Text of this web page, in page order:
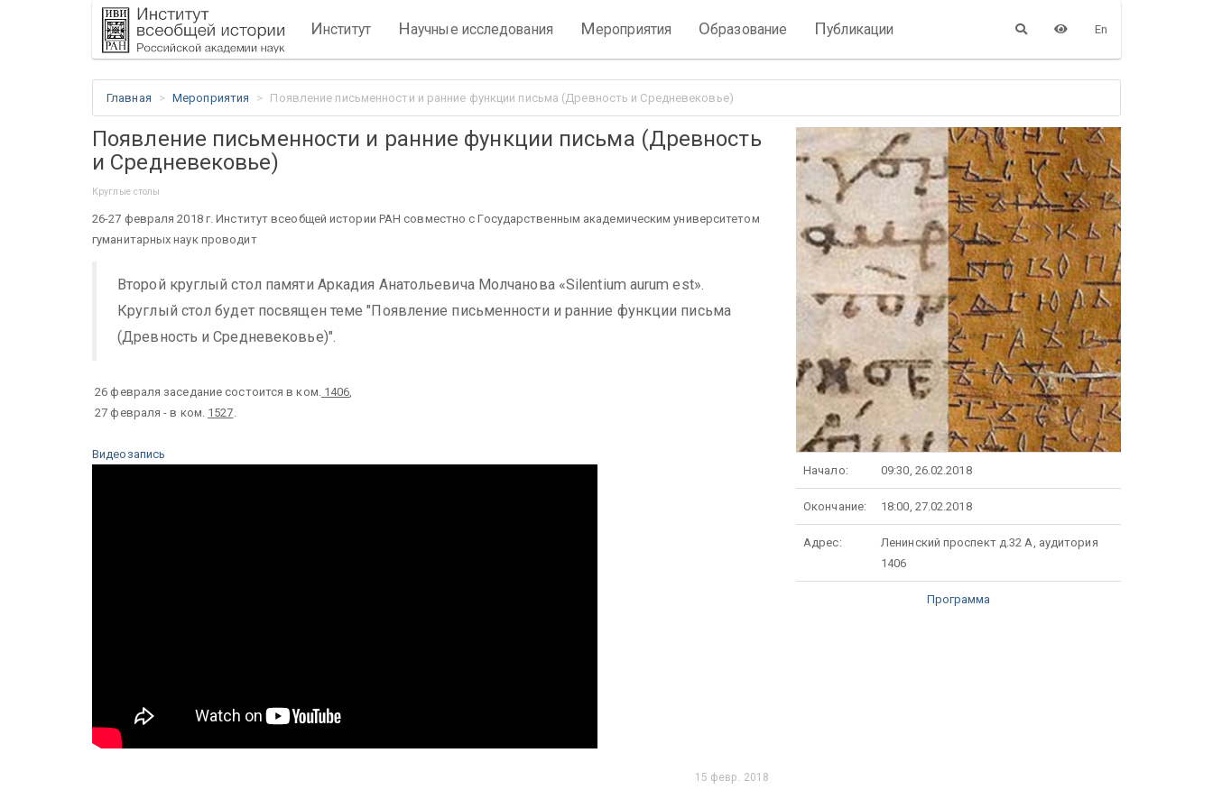
Институт Научные исследования Мероприятия Образование Публикации En
Главная Мероприятия Появление письменности и ранние функции письма (Древность и Средневековье)
Появление письменности и ранние функции письма (Древность
и Средневековье)
Круглые столы
26-27 февраля 2018 г. Институт всеобщей истории РАН совместно с Государственным академическим университетом
гуманитарных наук проводит
Второй круглый стол памяти Аркадия Анатольевича Молчанова «Silentium aurum est».
Круглый стол будет посвящен теме "Появление письменности и ранние функции письма
(Древность и Средневековье)".
26 февраля заседание состоится в ком. 1406
27 февраля - в ком. 1527
Видеозапись
15 февр. 2018
Начало: 09:30, 26.02.2018
Окончание: 18:00, 27.02.2018
Адрес:
Ленинский проспект д.32 А, аудитория
1406
Программа